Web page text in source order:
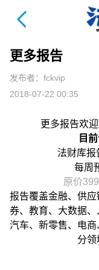
更多报告
发布者：fckvip
2018-07-22 00:35
更多报告欢
目
法财库报
每周
原价
报告覆盖金融、供
券、教育、大数据、
汽车、新零售、电
分领